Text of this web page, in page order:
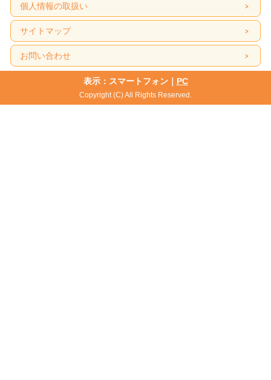
個人情報の取扱い
サイトマップ
お問い合わせ
表示：スマートフォン｜ PC
Copyright (C) All Rights Reserved.